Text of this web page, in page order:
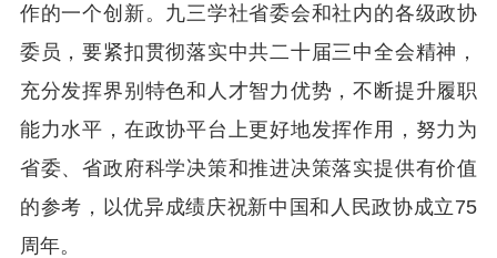
作的一个创新。九三学社省委会和社内的各级政协
委员，要紧扣贯彻落实中共二十届三中全会精神，
充分发挥界别特色和人才智力优势，不断提升履职
能力水平，在政协平台上更好地发挥作用，努力为
省委、省政府科学决策和推进决策落实提供有价值
的参考，以优异成绩庆祝新中国和人民政协成立75
周年。